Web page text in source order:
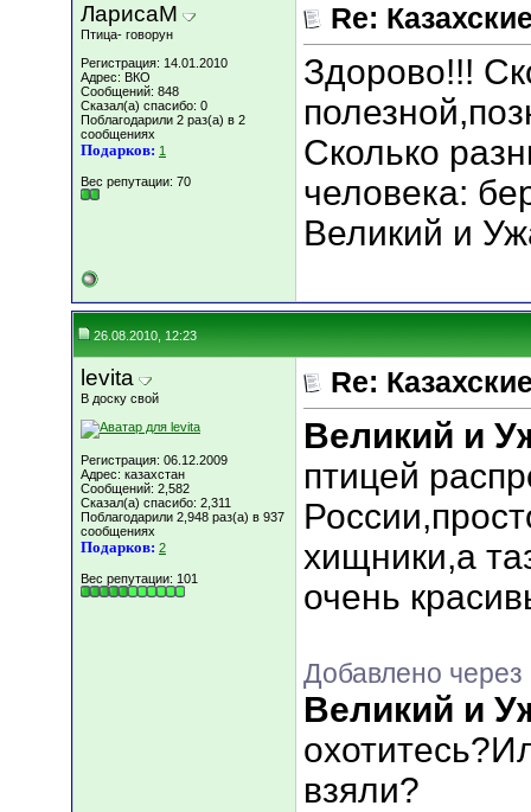
ЛарисаМ
Птица- говорун
Регистрация: 14.01.2010
Адрес: ВКО
Сообщений: 848
Сказал(а) спасибо: 0
Поблагодарили 2 раз(а) в 2
сообщениях
Подарков: 1
Вес репутации: 70
Re:
Здорово!!!
Сколько
человека:
Великий и
26.08.2010, 12:23
levita
В доску свой
Регистрация: 06.12.2009
Адрес: казахстан
Сообщений: 2,582
Сказал(а) спасибо: 2,311
Поблагодарили 2,948 раз(а) в 937
сообщениях
Подарков: 2
Вес репутации: 101
Re:
Великий и
птицей
хищники,а
очень
Добавлено через
Великий и
взяли?